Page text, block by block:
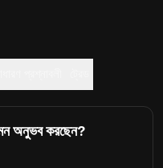
অনুভব করছেন?